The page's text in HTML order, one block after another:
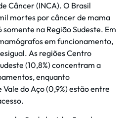
Câncer (INCA). O Brasil
mortes por câncer de mama
na Região Sudeste. Em
em funcionamento,
As regiões Centro
(10,8%) concentram a
enquanto
Vale do Aço (0,9%) estão entre